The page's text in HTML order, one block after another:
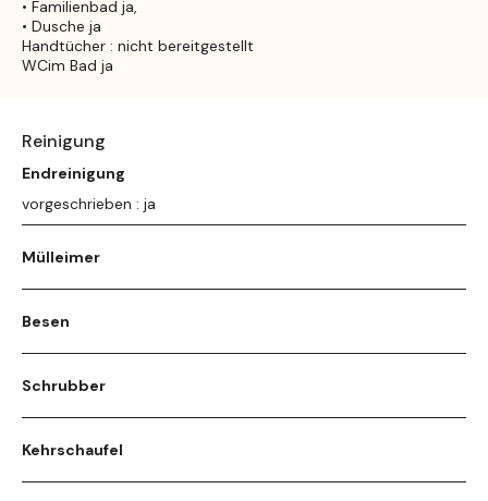
• Familienbad ja,
• Dusche ja
Handtücher : nicht bereitgestellt
WCim Bad ja
Reinigung
Endreinigung
vorgeschrieben : ja
Mülleimer
Besen
Schrubber
Kehrschaufel